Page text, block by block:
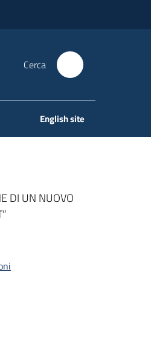
Cerca
English site
DI UN NUOVO